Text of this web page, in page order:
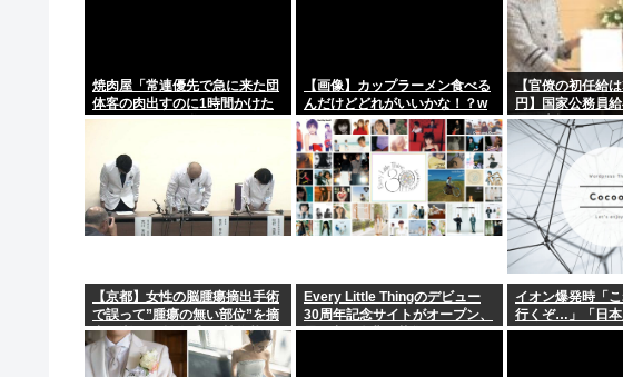
焼肉屋「常連優先で急に来た団
体客の肉出すのに1時間かけた
らキレられた。嫌ならチェーン
【画像】カップラーメン食べる
んだけどどれがいいかな！？w
【官僚の初任給
円】国家公務員
える大幅なベー
人事院 「局長ら
業の役員などに
下回っている」
【京都】女性の脳腫瘍摘出手術
で誤って”腫瘍の無い部位”を摘
出 脳幹など損傷受け”植物状
態”に 京大病院
Every Little Thingのデビュー
30周年記念サイトがオープン、
思い出の楽曲を募集
イオン爆発時「
行くぞ…」「日
故になるだろ…」